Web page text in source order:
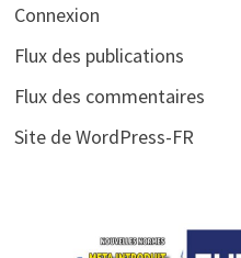
Connexion
Flux des publications
Flux des commentaires
Site de WordPress-FR